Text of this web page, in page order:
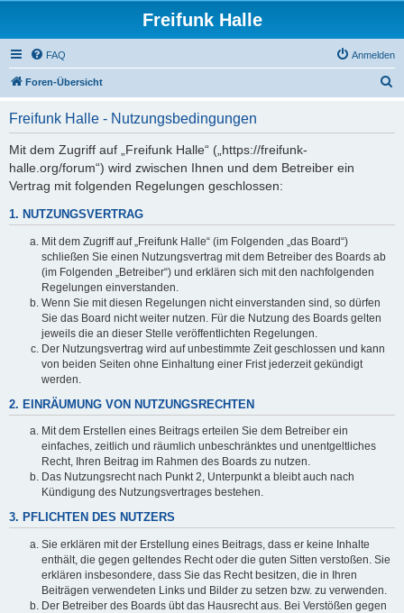
Freifunk Halle
FAQ Anmelden
Foren-Übersicht
Freifunk Halle - Nutzungsbedingungen
Mit dem Zugriff auf „Freifunk Halle“ („https://freifunk-
halle.org/forum“) wird zwischen Ihnen und dem Betreiber ein
Vertrag mit folgenden Regelungen geschlossen:
1. NUTZUNGSVERTRAG
Mit dem Zugriff auf „Freifunk Halle“ (im Folgenden „das Board“)
schließen Sie einen Nutzungsvertrag mit dem Betreiber des Boards ab
(im Folgenden „Betreiber“) und erklären sich mit den nachfolgenden
Regelungen einverstanden.
Wenn Sie mit diesen Regelungen nicht einverstanden sind, so dürfen
Sie das Board nicht weiter nutzen. Für die Nutzung des Boards gelten
jeweils die an dieser Stelle veröffentlichten Regelungen.
Der Nutzungsvertrag wird auf unbestimmte Zeit geschlossen und kann
von beiden Seiten ohne Einhaltung einer Frist jederzeit gekündigt
werden.
2. EINRÄUMUNG VON NUTZUNGSRECHTEN
Mit dem Erstellen eines Beitrags erteilen Sie dem Betreiber ein
einfaches, zeitlich und räumlich unbeschränktes und unentgeltliches
Recht, Ihren Beitrag im Rahmen des Boards zu nutzen.
Das Nutzungsrecht nach Punkt 2, Unterpunkt a bleibt auch nach
Kündigung des Nutzungsvertrages bestehen.
3. PFLICHTEN DES NUTZERS
Sie erklären mit der Erstellung eines Beitrags, dass er keine Inhalte
enthält, die gegen geltendes Recht oder die guten Sitten verstoßen. Sie
erklären insbesondere, dass Sie das Recht besitzen, die in Ihren
Beiträgen verwendeten Links und Bilder zu setzen bzw. zu verwenden.
Der Betreiber des Boards übt das Hausrecht aus. Bei Verstößen gegen